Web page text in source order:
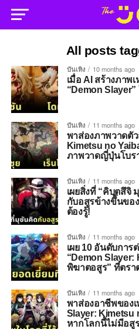
All posts
บันเทิง 10 months ago
เมื่อ AI สร้างภาพ
“Demon
บันเทิง 11 months ago
พาส่องภาพวาดตั
Kimetsu no
ภาพวาดญี่ปุ่นโบ
บันเทิง 11 months ago
เผยสิ่งที่ “คิบุตสึจิ
กับอสูรข้างขึ้นขอ
ต้องรู้!
บันเทิง 11 months ago
เผย 10 อันดับกา
“Demon Slayer:
พิฆาตอสูร” ที่ตรา
บันเทิง 11 months ago
พาส่องอาชีพของ
Slayer: Kimetsu
หากโลกนี้ไม่มีอสู